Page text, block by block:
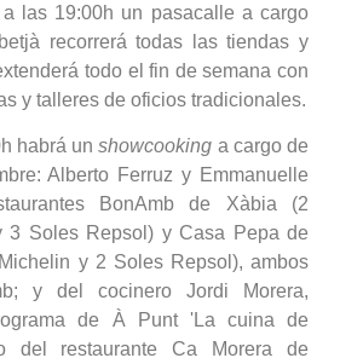
las 19:00h un pasacalle a cargo
recorrerá todas las tiendas y
todo el fin de semana con
y talleres de oficios tradicionales.
habrá unshowcooking a cargo de
Alberto Ferruz y Emmanuelle
BonAmb de Xàbia (2
3 Soles Repsol) y Casa Pepa de
y 2 Soles Repsol), ambos
y del cocinero Jordi Morera,
de À Punt 'La cuina de
del restaurante Ca Morera de